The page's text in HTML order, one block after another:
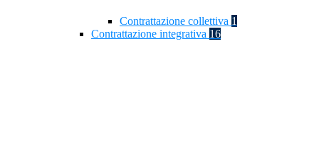
Contrattazione collettiva 1
Contrattazione integrativa 16